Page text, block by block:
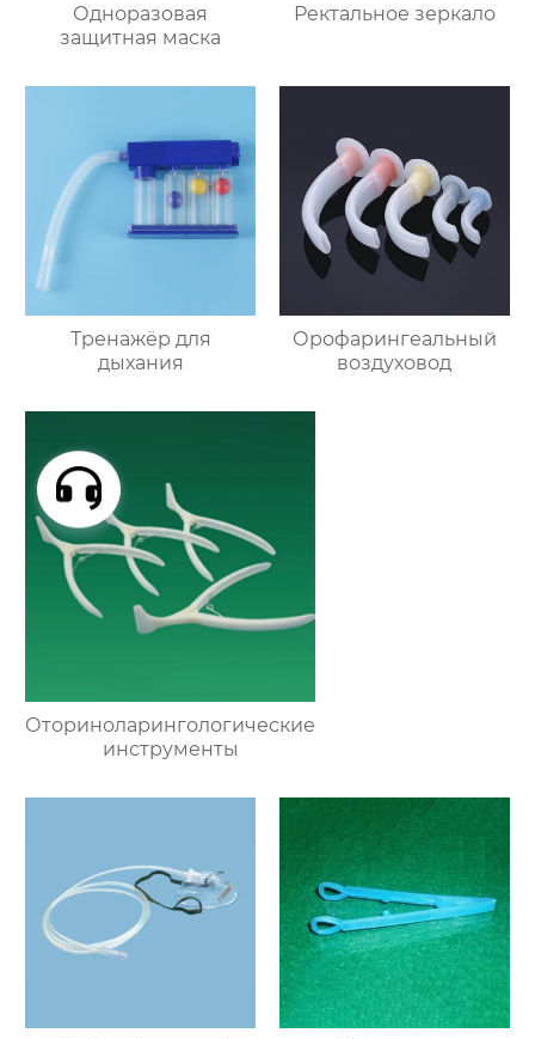
Одноразовая
защитная маска
Ректальное зеркало
Тренажёр для
дыхания
Орофарингеальный
воздуховод
Оториноларингологические
инструменты